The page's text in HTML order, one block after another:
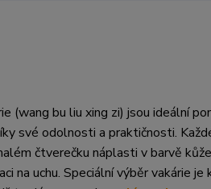
(wang bu liu xing zi) jsou ideální
své odolnosti a praktičnosti.
čtverečku náplasti v barvě
na uchu. Speciální výběr vakárie